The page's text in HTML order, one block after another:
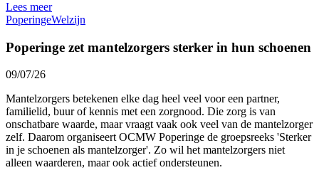
Lees meer
PoperingeWelzijn
Poperinge zet mantelzorgers sterker in hun schoenen
09/07/26
Mantelzorgers betekenen elke dag heel veel voor een partner,
familielid, buur of kennis met een zorgnood. Die zorg is van
onschatbare waarde, maar vraagt vaak ook veel van de mantelzorger
zelf. Daarom organiseert OCMW Poperinge de groepsreeks 'Sterker
in je schoenen als mantelzorger'. Zo wil het mantelzorgers niet
alleen waarderen, maar ook actief ondersteunen.